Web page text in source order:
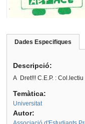
Dades Especifiques
Descripció:
A Dret!!! C.E.P. :
Temàtica:
Universitat
Autor: